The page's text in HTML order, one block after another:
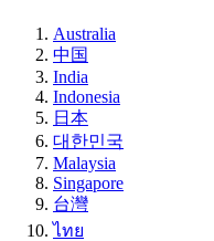
Australia
中国
India
Indonesia
日本
대한민국
Malaysia
Singapore
台灣
ไทย